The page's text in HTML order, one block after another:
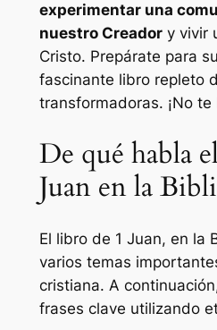
experimentar una
nuestro Creadory vivir
Cristo. Prepárate para
fascinante libro repleto
transformadoras. ¡No te
De qué habla
Juan en la
El libro de 1 Juan, en la
varios temas
cristiana. A
frases clave utilizando